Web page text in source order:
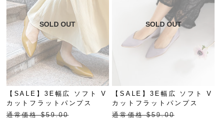
【SALE】3E幅広 ソフト V
カットフラットパンプス
通常価格 $‌59.00
【SALE】3E幅広 ソフト V
カットフラットパンプス
通常価格 $‌59.00